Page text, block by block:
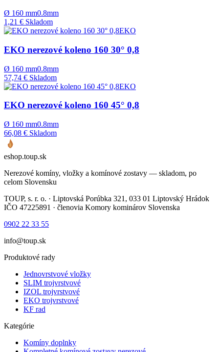
Ø 160 mm0.8mm
1,21 € Skladom
EKO
EKO nerezové koleno 160 30° 0,8
Ø 160 mm0.8mm
57,74 € Skladom
EKO
EKO nerezové koleno 160 45° 0,8
Ø 160 mm0.8mm
66,08 € Skladom
eshop.toup.sk
Nerezové komíny, vložky a komínové zostavy — skladom, po
celom Slovensku
TOUP, s. r. o. · Liptovská Porúbka 321 , 033 01 Liptovský Hrádok
IČO 47225891 · členovia Komory kominárov Slovenska
0902 22 33 55
info@toup.sk
Produktové rady
Jednovrstvové vložky
SLIM trojvrstvové
IZOL trojvrstvové
EKO trojvrstvové
KF rad
Kategórie
Komíny doplnky